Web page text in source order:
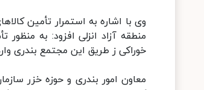
وی با اشاره به استمرار تأمین
خوراکی ز طریق این مجتمع بندری
معاون امور بندری و حوزه خزر